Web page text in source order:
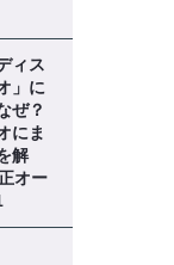
ィス
」に
ぜ？
にま
解
オー